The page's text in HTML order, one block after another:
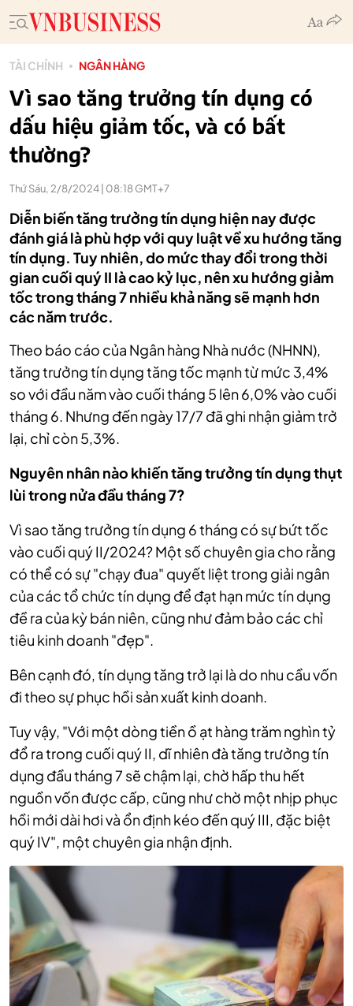
TÀI CHÍNH NGÂN HÀNG
Vì sao tăng trưởng tín dụng có
dấu hiệu giảm tốc, và có bất
thường?
Thứ Sáu, 2/8/2024 | 08:18 GMT+7
Diễn biến tăng trưởng tín dụng hiện nay được
đánh giá là phù hợp với quy luật về xu hướng tăng
tín dụng. Tuy nhiên, do mức thay đổi trong thời
gian cuối quý II là cao kỷ lục, nên xu hướng giảm
tốc trong tháng 7 nhiều khả năng sẽ mạnh hơn
các năm trước.
Theo báo cáo của Ngân hàng Nhà nước (NHNN),
tăng trưởng tín dụng tăng tốc mạnh từ mức 3,4%
so với đầu năm vào cuối tháng 5 lên 6,0% vào cuối
tháng 6. Nhưng đến ngày 17/7 đã ghi nhận giảm trở
lại, chỉ còn 5,3%.
Nguyên nhân nào khiến tăng trưởng tín dụng thụt
lùi trong nửa đầu tháng 7?
Vì sao tăng trưởng tín dụng 6 tháng có sự bứt tốc
vào cuối quý II/2024? Một số chuyên gia cho rằng
có thể có sự "chạy đua" quyết liệt trong giải ngân
của các tổ chức tín dụng để đạt hạn mức tín dụng
đề ra của kỳ bán niên, cũng như đảm bảo các chỉ
tiêu kinh doanh "đẹp".
Bên cạnh đó, tín dụng tăng trở lại là do nhu cầu vốn
đi theo sự phục hồi sản xuất kinh doanh.
Tuy vậy, "Với một dòng tiền ồ ạt hàng trăm nghìn tỷ
đổ ra trong cuối quý II, dĩ nhiên đà tăng trưởng tín
dụng đầu tháng 7 sẽ chậm lại, chờ hấp thu hết
nguồn vốn được cấp, cũng như chờ một nhịp phục
hồi mới dài hơi và ổn định kéo đến quý III, đặc biệt
quý IV", một chuyên gia nhận định.